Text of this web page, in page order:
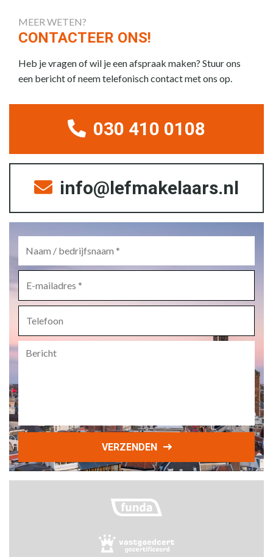
MEER WETEN?
CONTACTEER ONS!
Heb je vragen of wil je een afspraak maken? Stuur ons
een bericht of neem telefonisch contact met ons op.
030 410 0108
info@lefmakelaars.nl
mailadres *
VERZENDEN